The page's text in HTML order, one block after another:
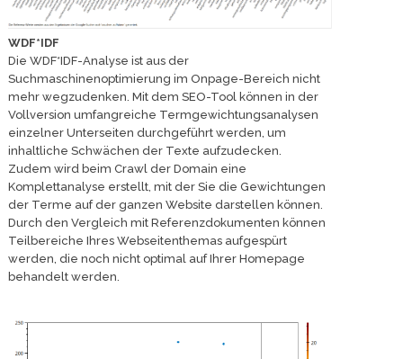
WDF*IDF
Die WDF*IDF-Analyse ist aus der
Suchmaschinenoptimierung im Onpage-Bereich nicht
mehr wegzudenken. Mit dem SEO-Tool können in der
Vollversion umfangreiche Termgewichtungsanalysen
einzelner Unterseiten durchgeführt werden, um
inhaltliche Schwächen der Texte aufzudecken.
Zudem wird beim Crawl der Domain eine
Komplettanalyse erstellt, mit der Sie die Gewichtungen
der Terme auf der ganzen Website darstellen können.
Durch den Vergleich mit Referenzdokumenten können
Teilbereiche Ihres Webseitenthemas aufgespürt
werden, die noch nicht optimal auf Ihrer Homepage
behandelt werden.